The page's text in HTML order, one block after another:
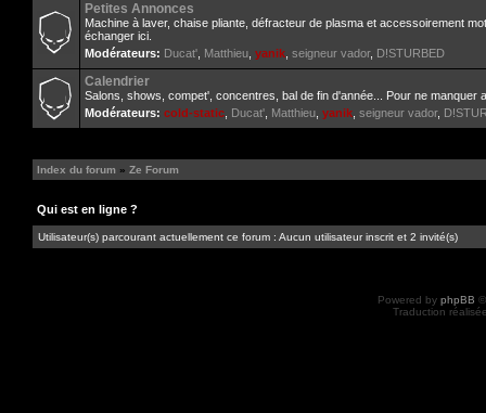
Petites Annonces
Machine à laver, chaise pliante, défracteur de plasma et accessoirement
échanger ici.
Modérateurs: Ducat' Matthieu yanik seigneur vador, D!STURBED
Calendrier
Salons, shows, compet', concentres, bal de fin d'année... Pour ne manquer
Modérateurs: cold-static Ducat' Matthieu yanik seigneur vador,
Index du forum » Ze Forum
Qui est en ligne ?
Utilisateur(s) parcourant actuellement ce forum : Aucun utilisateur inscrit et 2 invité(s)
Powered by phpBB
Traduction